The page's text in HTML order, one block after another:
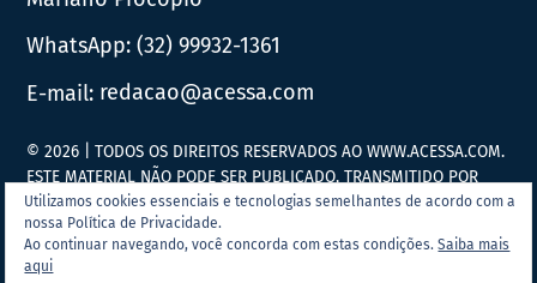
WhatsApp:(32) 99932-1361
E-mail: redacao@acessa.com
Utilizamos cookies essenciais e tecnologias semelhantes de acordo com a
nossa Política de Privacidade.
Ao continuar navegando, você concorda com estas condições.Saiba mais
aqui
© 2026 | TODOS OS DIREITOS RESERVADOS AO WWW.ACESSA.COM.
ESTE MATERIAL NÃO PODE SER PUBLICADO, TRANSMITIDO POR
BROADCAST, REESCRITO OU REDISTRIBUÍDO SEM PRÉVIA
AUTORIZAÇÃO.